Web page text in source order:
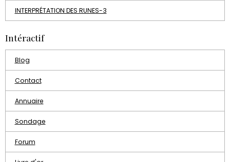
INTERPRÉTATION DES RUNES-3
Intéractif
Blog
Contact
Annuaire
Sondage
Forum